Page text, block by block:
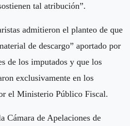
tal atribución”.
admitieron el planteo de que
de descargo” aportado por
de los imputados y que los
exclusivamente en los
el Ministerio Público Fiscal.
Cámara de Apelaciones de